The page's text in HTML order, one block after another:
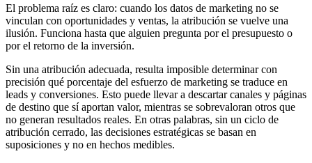
El problema raíz es claro: cuando los datos de marketing no se
vinculan con oportunidades y ventas, la atribución se vuelve una
ilusión. Funciona hasta que alguien pregunta por el presupuesto o
por el retorno de la inversión.
Sin una atribución adecuada, resulta imposible determinar con
precisión qué porcentaje del esfuerzo de marketing se traduce en
leads y conversiones. Esto puede llevar a descartar canales y páginas
de destino que sí aportan valor, mientras se sobrevaloran otros que
no generan resultados reales. En otras palabras, sin un ciclo de
atribución cerrado, las decisiones estratégicas se basan en
suposiciones y no en hechos medibles.